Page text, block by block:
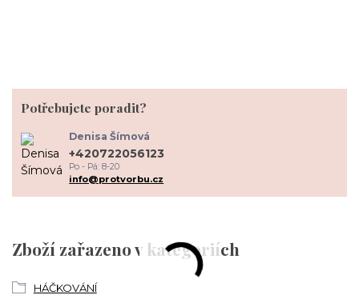
Zboží zařazeno v kategoriích
HÁČKOVÁNÍ
Potřebujete poradit?
Denisa Šímová
+420722056123
Po - Pá: 8-20
info@protvorbu.cz